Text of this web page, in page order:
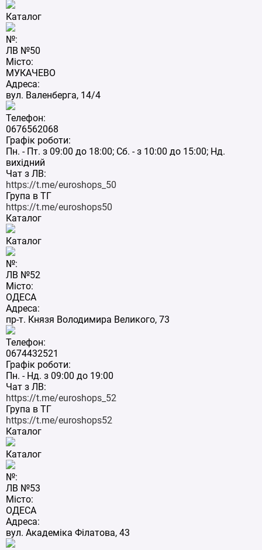
Каталог
№:
ЛВ №50
Місто:
МУКАЧЕВО
Адреса:
вул. Валенберга, 14/4
Телефон:
0676562068
Графік роботи:
Пн. - Пт. з 09:00 до 18:00; Сб. - з 10:00 до 15:00; Нд.
вихідний
Чат з ЛВ:
https://t.me/euroshops_50
Група в ТГ
https://t.me/euroshops50
Каталог
Каталог
№:
ЛВ №52
Місто:
ОДЕСА
Адреса:
пр-т. Князя Володимира Великого, 73
Телефон:
0674432521
Графік роботи:
Пн. - Нд. з 09:00 до 19:00
Чат з ЛВ:
https://t.me/euroshops_52
Група в ТГ
https://t.me/euroshops52
Каталог
Каталог
№:
ЛВ №53
Місто:
ОДЕСА
Адреса:
вул. Академіка Філатова, 43